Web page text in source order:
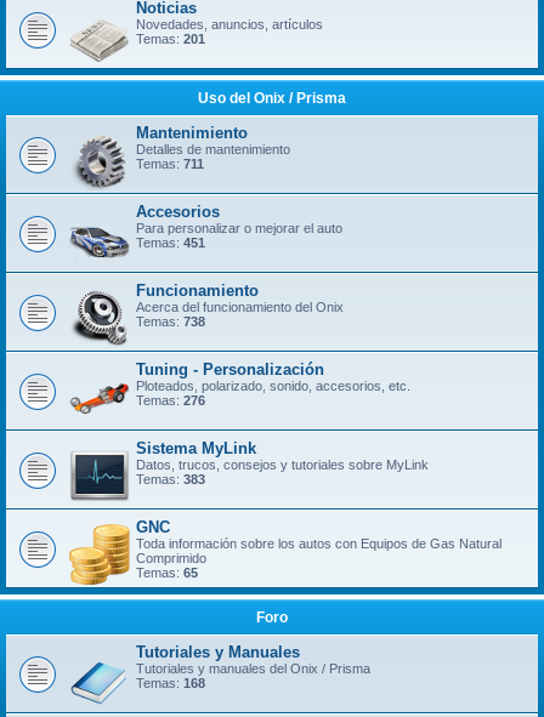
Noticias
Novedades, anuncios, artículos
Temas: 201
Uso del Onix / Prisma
Mantenimiento
Detalles de mantenimiento
Temas: 711
Accesorios
Para personalizar o mejorar el auto
Temas: 451
Funcionamiento
Acerca del funcionamiento del Onix
Temas: 738
Tuning - Personalización
Ploteados, polarizado, sonido, accesorios, etc.
Temas: 276
Sistema MyLink
Datos, trucos, consejos y tutoriales sobre MyLink
Temas: 383
GNC
Toda información sobre los autos con Equipos de Gas Natural
Comprimido
Temas: 65
Foro
Tutoriales y Manuales
Tutoriales y manuales del Onix / Prisma
Temas: 168